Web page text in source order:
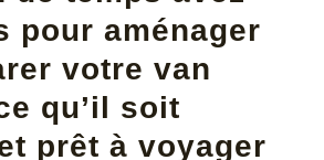
pour aménager
votre van
qu’il soit
prêt à voyager